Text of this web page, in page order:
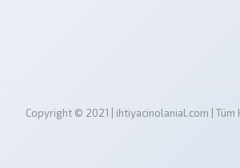
Copyright © 2021 | ihtiyacinolanial.com | Tüm